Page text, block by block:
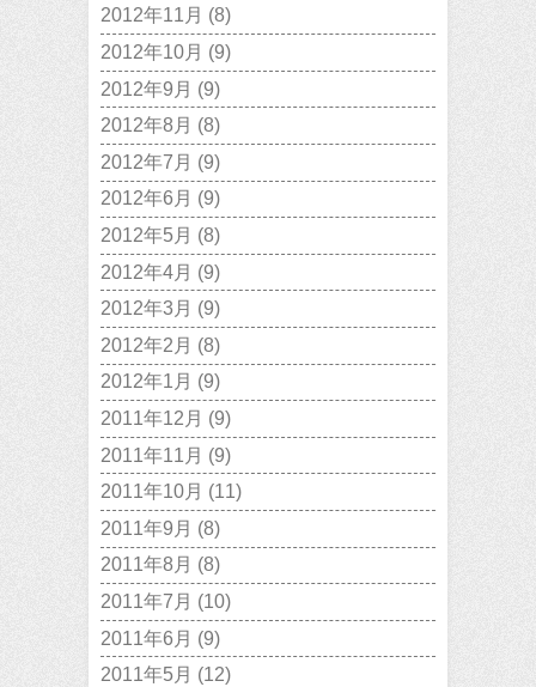
2012年11月 (8)
2012年10月 (9)
2012年9月 (9)
2012年8月 (8)
2012年7月 (9)
2012年6月 (9)
2012年5月 (8)
2012年4月 (9)
2012年3月 (9)
2012年2月 (8)
2012年1月 (9)
2011年12月 (9)
2011年11月 (9)
2011年10月 (11)
2011年9月 (8)
2011年8月 (8)
2011年7月 (10)
2011年6月 (9)
2011年5月 (12)